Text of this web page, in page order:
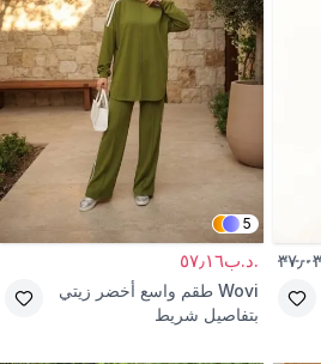
5
.د.ب٥٧٫١٦
Wovi طقم واسع أخضر زيتي
بتفاصيل شريط